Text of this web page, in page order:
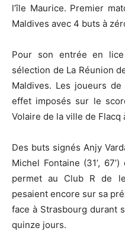
l’île Maurice. Premier
Maldives avec 4 buts à
Pour son entrée en
sélection de La Réunion
Maldives. Les joueurs
effet imposés sur le
Volaire de la ville de Flacq
Des buts signés Anjy
Michel Fontaine (31’,
permet au Club R de
pesaient encore sur sa
face à Strasbourg durant
quinze jours.